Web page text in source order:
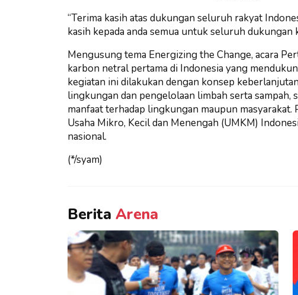
“Terima kasih atas dukungan seluruh rakyat
kasih kepada anda semua untuk seluruh dukungan
Mengusung tema Energizing the Change, acara
karbon netral pertama di Indonesia yang
kegiatan ini dilakukan dengan konsep
lingkungan dan pengelolaan limbah serta
manfaat terhadap lingkungan maupun
Usaha Mikro, Kecil dan Menengah (UMKM)
nasional.
(*/syam)
Berita Arena